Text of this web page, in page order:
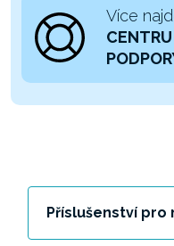
Více
Příslušenství